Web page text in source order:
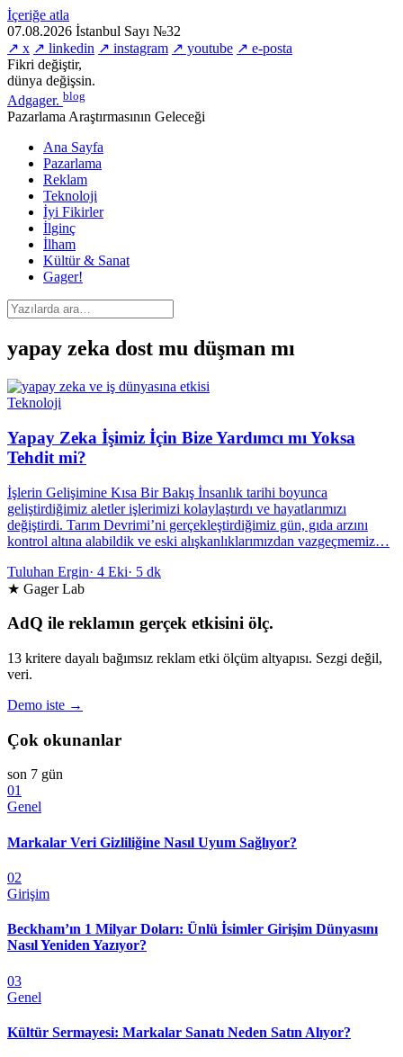
İçeriğe atla
07.08.2026 İstanbul Sayı №32
↗ x ↗ linkedin ↗ instagram ↗ youtube ↗ e-posta
Fikri değiştir,
dünya değişsin.
Adgager. blog
Pazarlama Araştırmasının Geleceği
Ana Sayfa
Pazarlama
Reklam
Teknoloji
İyi Fikirler
İlginç
İlham
Kültür & Sanat
Gager!
yapay zeka dost mu düşman mı
Teknoloji
Yapay Zeka İşimiz İçin Bize Yardımcı mı Yoksa
Tehdit mi?
İşlerin Gelişimine Kısa Bir Bakış İnsanlık tarihi boyunca
geliştirdiğimiz aletler işlerimizi kolaylaştırdı ve hayatlarımızı
değiştirdi. Tarım Devrimi’ni gerçekleştirdiğimiz gün, gıda arzını
kontrol altına alabildik ve eski alışkanlıklarımızdan vazgeçmemiz…
Tuluhan Ergin· 4 Eki· 5 dk
★ Gager Lab
AdQ ile reklamın gerçek etkisini ölç.
13 kritere dayalı bağımsız reklam etki ölçüm altyapısı. Sezgi değil,
veri.
Demo iste →
Çok okunanlar
son 7 gün
01
Genel
Markalar Veri Gizliliğine Nasıl Uyum Sağlıyor?
02
Girişim
Beckham’ın 1 Milyar Doları: Ünlü İsimler Girişim Dünyasını
Nasıl Yeniden Yazıyor?
03
Genel
Kültür Sermayesi: Markalar Sanatı Neden Satın Alıyor?